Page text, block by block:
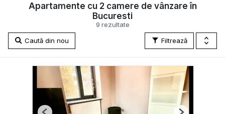
9 rezultate
Apartamente cu 2 camere de vânzare în
Bucuresti
Filtrează
Caută din nou